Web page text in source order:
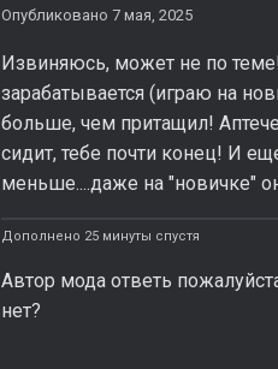
Опубликовано 7 мая, 2025
Извиняюсь, может не по
зарабатывается (играю на
больше, чем притащил!
сидит, тебе почти конец! И
меньше....даже на "новичке"
Дополнено 25 минуты спустя
Автор мода ответь
нет?